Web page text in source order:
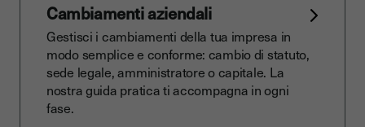
Cambiamenti aziendali
Gestisci i cambiamenti della tua impresa in
modo semplice e conforme: cambio di statuto,
sede legale, amministratore o capitale. La
nostra guida pratica ti accompagna in ogni
fase.